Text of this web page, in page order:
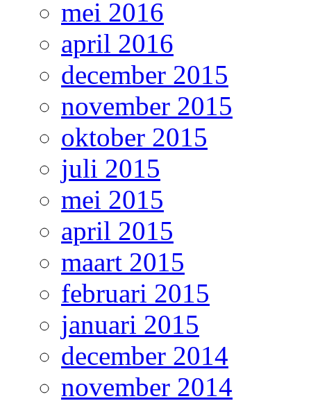
mei 2016
april 2016
december 2015
november 2015
oktober 2015
juli 2015
mei 2015
april 2015
maart 2015
februari 2015
januari 2015
december 2014
november 2014